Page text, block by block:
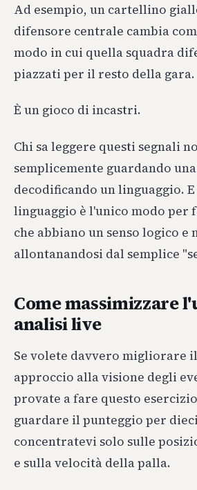
Ad esempio, un cartellino
difensore centrale cambia
modo in cui quella squadra
piazzati per il resto della gara.
È un gioco di incastri.
Chi sa leggere questi segnali
semplicemente guardando
decodificando un linguaggio.
linguaggio è l'unico modo per
che abbiano un senso logico e
allontanandosi dal semplice
Come massimizzare
analisi live
Se volete davvero migliorare
approccio alla visione degli
provate a fare questo
guardare il punteggio per
concentratevi solo sulle
e sulla velocità della palla.